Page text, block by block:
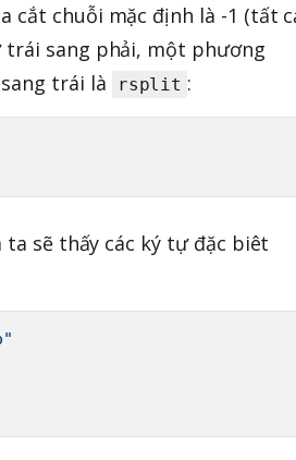
cắt chuỗi mặc định là -1 (tất
trái sang phải, một phương
trái là
rsplit :
sẽ thấy các ký tự đặc biêt